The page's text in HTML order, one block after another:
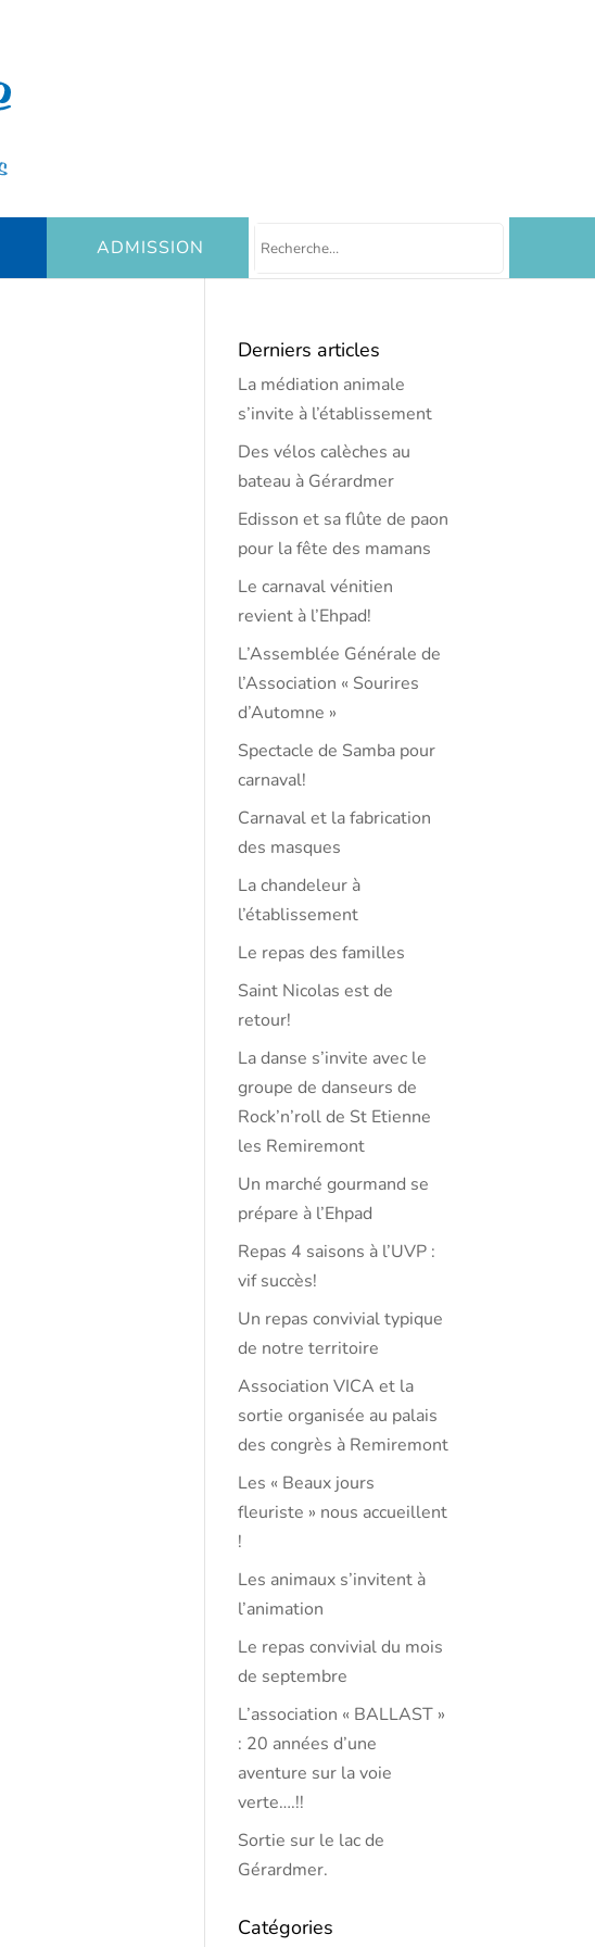
ADMISSION
Derniers articles
La médiation animale
s’invite à l’établissement
Des vélos calèches au
bateau à Gérardmer
Edisson et sa flûte de paon
pour la fête des mamans
Le carnaval vénitien
revient à l’Ehpad!
L’Assemblée Générale de
l’Association « Sourires
d’Automne »
Spectacle de Samba pour
carnaval!
Carnaval et la fabrication
des masques
La chandeleur à
l’établissement
Le repas des familles
Saint Nicolas est de
retour!
La danse s’invite avec le
groupe de danseurs de
Rock’n’roll de St Etienne
les Remiremont
Un marché gourmand se
prépare à l’Ehpad
Repas 4 saisons à l’UVP :
vif succès!
Un repas convivial typique
de notre territoire
Association VICA et la
sortie organisée au palais
des congrès à Remiremont
Les « Beaux jours
fleuriste » nous accueillent
!
Les animaux s’invitent à
l’animation
Le repas convivial du mois
de septembre
L’association « BALLAST »
: 20 années d’une
aventure sur la voie
verte….!!
Sortie sur le lac de
Gérardmer.
Catégories